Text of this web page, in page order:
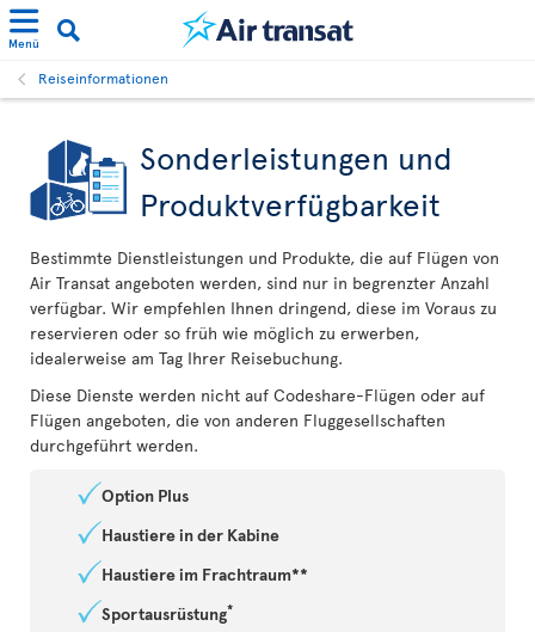
Menü
Reiseinformationen
Sonderleistungen und
Produktverfügbarkeit
Bestimmte Dienstleistungen und Produkte, die auf Flügen von
Air Transat angeboten werden, sind nur in begrenzter Anzahl
verfügbar. Wir empfehlen Ihnen dringend, diese im Voraus zu
reservieren oder so früh wie möglich zu erwerben,
idealerweise am Tag Ihrer Reisebuchung.
Diese Dienste werden nicht auf Codeshare-Flügen oder auf
Flügen angeboten, die von anderen Fluggesellschaften
durchgeführt werden.
Option Plus
Haustiere in der Kabine
Haustiere im Frachtraum**
Sportausrüstung*